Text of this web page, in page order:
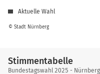
© Stadt Nürnberg
Aktuelle Wahl
Stimmentabelle
Stimmentabelle
Bundestagswahl 2025 -